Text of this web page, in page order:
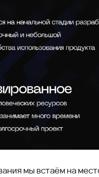
мы встаём на